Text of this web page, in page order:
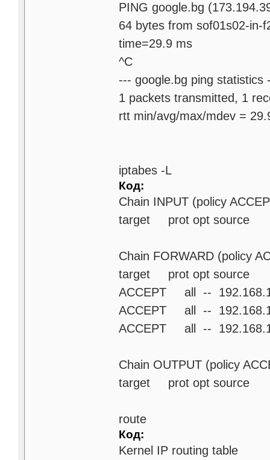
PING google.bg
64 bytes from sof01s02-in-
time=29.9 ms
^C
--- google.bg ping statistics
1 packets transmitted, 1
rtt min/avg/max/mdev =
iptabes -L
Код:
Chain INPUT (policy
target prot opt
Chain FORWARD (policy
target prot opt
ACCEPT all --
ACCEPT all --
ACCEPT all --
Chain OUTPUT (policy
target prot opt
route
Код:
Kernel IP routing table